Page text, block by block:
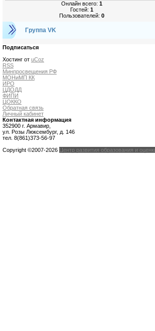
Онлайн всего:1
Гостей:1
Пользователей:0
Группа VK
Подписаться
Хостинг от uCoz
RSS
Минпросвещения РФ
МОНиМП КК
ИРО
ЦДОДД
ФИПИ
ЦОККО
Обратная связь
Личный кабинет
Контактная информация
352900 г. Армавир,
ул. Розы Люксембург, д. 146
тел. 8(861)373-56-97
Copyright ©2007-2026 Центр развития образования и